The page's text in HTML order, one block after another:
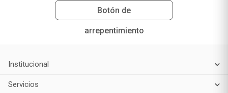
Botón de
arrepentimiento
Institucional
Servicios